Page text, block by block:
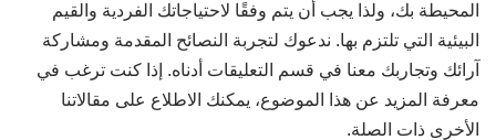
المحيطة بك، ولذا يجب أن يتم وفقًا لاحتياجاتك الفردية والقيم
البيئية التي تلتزم بها. ندعوك لتجربة النصائح المقدمة ومشاركة
آرائك وتجاربك معنا في قسم التعليقات أدناه. إذا كنت ترغب في
معرفة المزيد عن هذا الموضوع، يمكنك الاطلاع على مقالاتنا
الأخرى ذات الصلة.